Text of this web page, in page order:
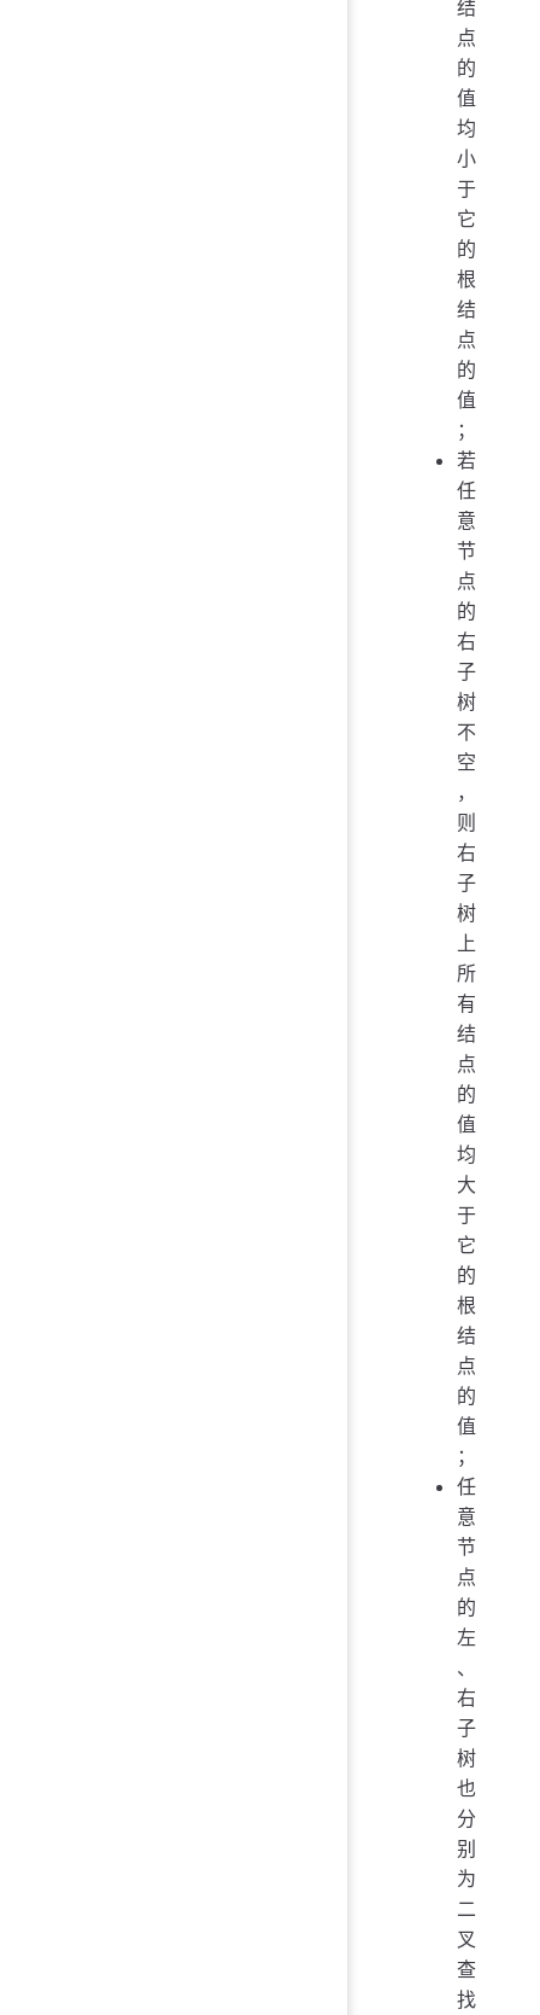
结
点
的
值
均
小
于
它
的
根
结
点
的
值
；
若
任
意
节
点
的
右
子
树
不
空
，
则
右
子
树
上
所
有
结
点
的
值
均
大
于
它
的
根
结
点
的
值
；
任
意
节
点
的
左
、
右
子
树
也
分
别
为
二
叉
查
找